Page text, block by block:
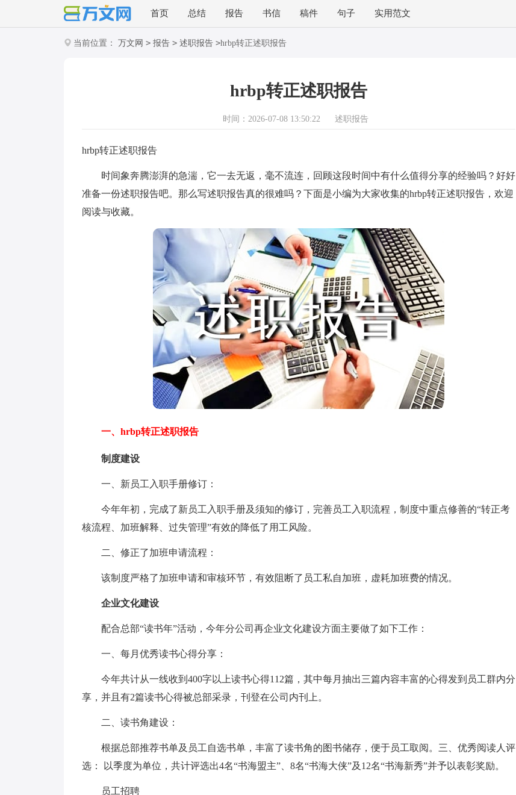
首页 总结 报告 书信 稿件 句子 实用范文
当前位置： 万文网 > 报告 > 述职报告 >hrbp转正述职报告
hrbp转正述职报告
时间：2026-07-08 13:50:22 述职报告
hrbp转正述职报告
时间象奔腾澎湃的急湍，它一去无返，毫不流连，回顾这段时间中有什么值得分享的经验吗？好好
准备一份述职报告吧。那么写述职报告真的很难吗？下面是小编为大家收集的hrbp转正述职报告，欢迎
阅读与收藏。
一、hrbp转正述职报告
制度建设
一、新员工入职手册修订：
今年年初，完成了新员工入职手册及须知的修订，完善员工入职流程，制度中重点修善的“转正考
核流程、加班解释、过失管理”有效的降低了用工风险。
二、修正了加班申请流程：
该制度严格了加班申请和审核环节，有效阻断了员工私自加班，虚耗加班费的情况。
企业文化建设
配合总部“读书年”活动，今年分公司再企业文化建设方面主要做了如下工作：
一、每月优秀读书心得分享：
今年共计从一线收到400字以上读书心得112篇，其中每月抽出三篇内容丰富的心得发到员工群内分
享，并且有2篇读书心得被总部采录，刊登在公司内刊上。
二、读书角建设：
根据总部推荐书单及员工自选书单，丰富了读书角的图书储存，便于员工取阅。三、优秀阅读人评
选： 以季度为单位，共计评选出4名“书海盟主”、8名“书海大侠”及12名“书海新秀”并予以表彰奖励。
员工招聘